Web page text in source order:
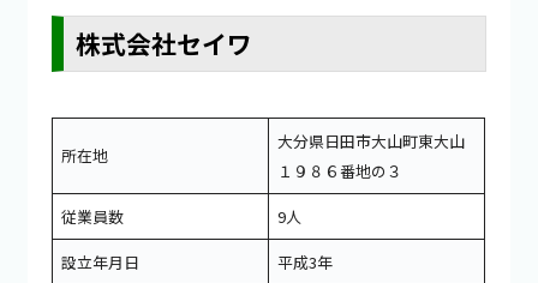
株式会社セイワ
所在地
大分県日田市大山町東大山
１９８６番地の３
従業員数
9人
設立年月日
平成3年